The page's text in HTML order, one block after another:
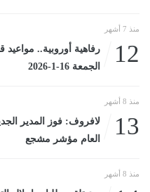
منذ 7 أشهر
12
رفاهية أوروبية.. مواعيد
الجمعة 16-1-2026
منذ 8 أشهر
13
لافروف: فوز المدير
العام مؤشر مشجع
منذ 8 أشهر